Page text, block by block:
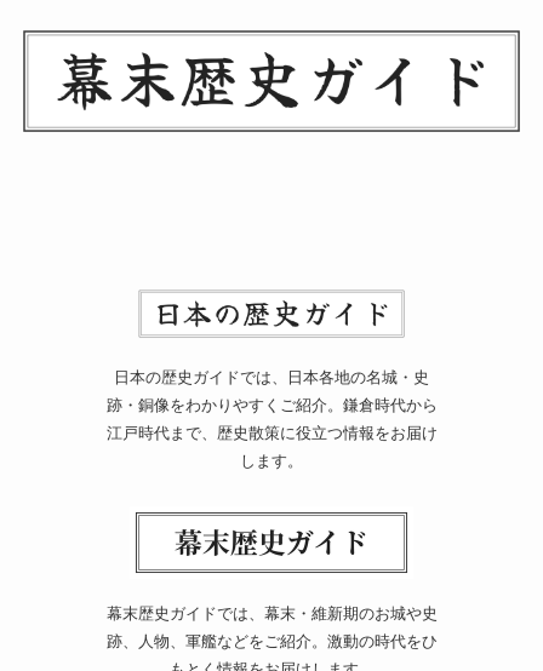
日本の歴史ガイドでは、日本各地の名城・史
跡・銅像をわかりやすくご紹介。鎌倉時代から
江戸時代まで、歴史散策に役立つ情報をお届け
します。
幕末歴史ガイドでは、幕末・維新期のお城や史
跡、人物、軍艦などをご紹介。激動の時代をひ